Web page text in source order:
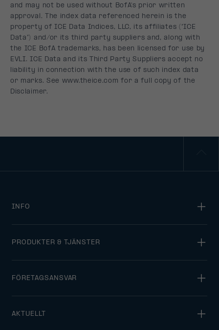
INFO
PRODUKTER & TJÄNSTER
FÖRETAGSANSVAR
AKTUELLT